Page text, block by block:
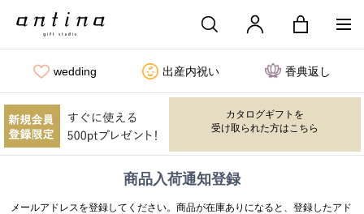
wedding 出産内祝い 香典返し
カタログギフトを
受け取られた方はこちら
商品入荷通知登録
メールアドレスを登録してください。商品が在庫ありになると、登録したアド